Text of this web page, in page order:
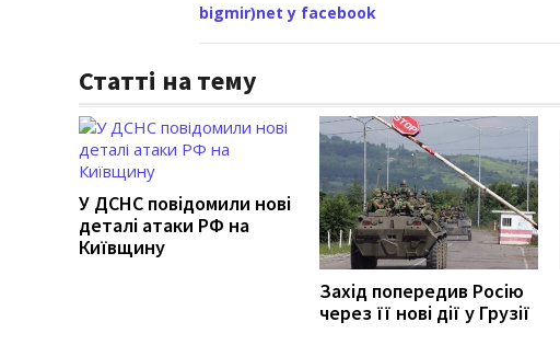
bigmir)net у facebook
Статті на тему
У ДСНС повідомили нові
деталі атаки РФ на
Київщину
Захід попередив Росію
через її нові дії у Грузії